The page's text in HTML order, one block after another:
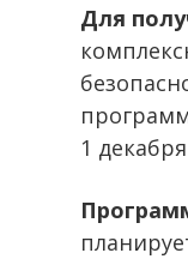
Для
1